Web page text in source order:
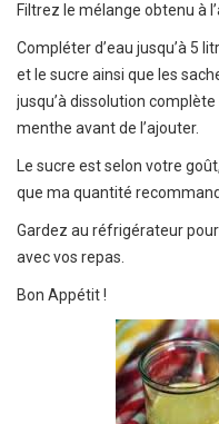
Filtrez le mélange obtenu à
Compléter d’eau jusqu’à 5
et le sucre ainsi que les
jusqu’à dissolution
menthe avant de l’ajouter.
Le sucre est selon votre
que ma quantité
Gardez au réfrigérateur
avec vos repas.
Bon Appétit !